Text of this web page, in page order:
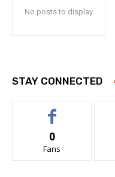
No posts to display
STAY CONNECTED
0
Fans